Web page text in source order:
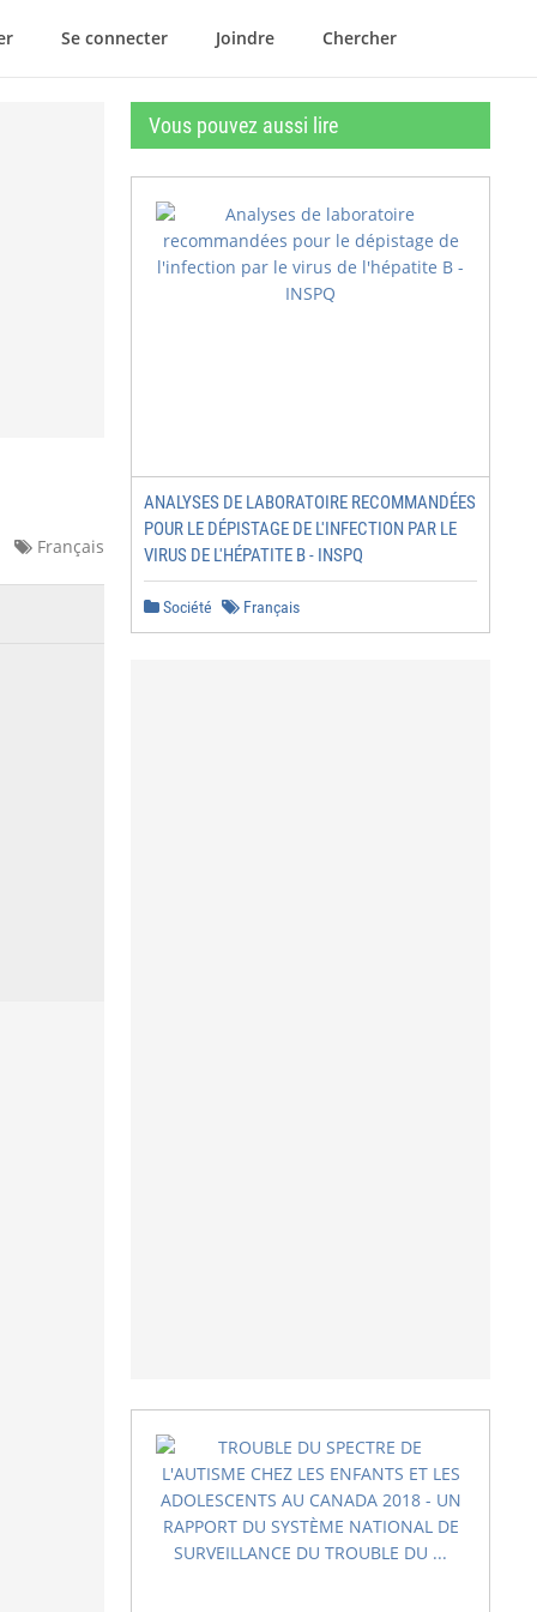
Se connecter Joindre Chercher
Français
Vous pouvez aussi lire
ANALYSES DE LABORATOIRE RECOMMANDÉES
POUR LE DÉPISTAGE DE L'INFECTION PAR LE
VIRUS DE L'HÉPATITE B - INSPQ
Société Français